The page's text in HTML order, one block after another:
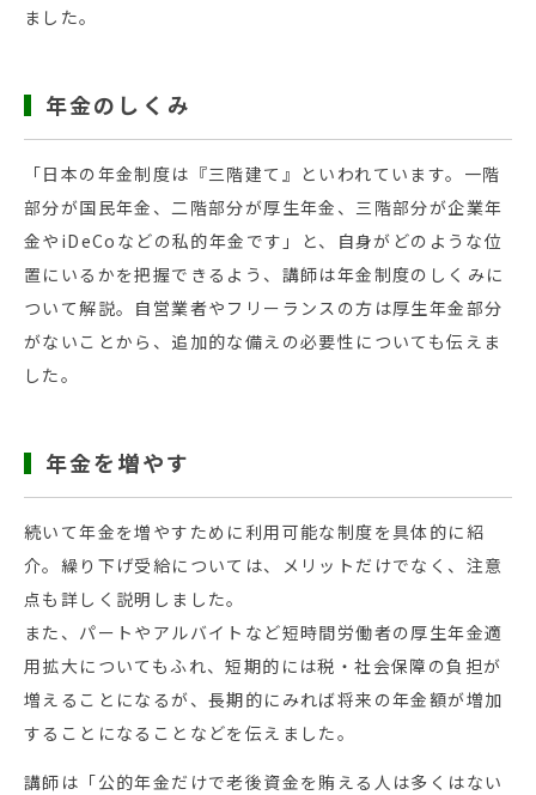
ました。
年金のしくみ
「日本の年金制度は『三階建て』といわれています。一階
部分が国民年金、二階部分が厚生年金、三階部分が企業年
金やiDeCoなどの私的年金です」と、自身がどのような位
置にいるかを把握できるよう、講師は年金制度のしくみに
ついて解説。自営業者やフリーランスの方は厚生年金部分
がないことから、追加的な備えの必要性についても伝えま
した。
年金を増やす
続いて年金を増やすために利用可能な制度を具体的に紹
介。繰り下げ受給については、メリットだけでなく、注意
点も詳しく説明しました。
また、パートやアルバイトなど短時間労働者の厚生年金適
用拡大についてもふれ、短期的には税・社会保障の負担が
増えることになるが、長期的にみれば将来の年金額が増加
することになることなどを伝えました。
講師は「公的年金だけで老後資金を賄える人は多くはない